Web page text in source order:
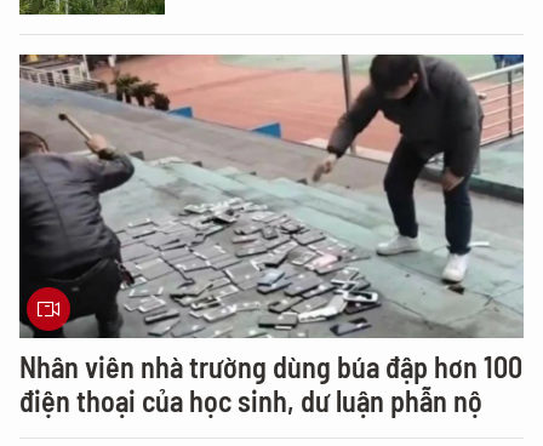
Nhân viên nhà trường dùng búa đập hơn 100
điện thoại của học sinh, dư luận phẫn nộ